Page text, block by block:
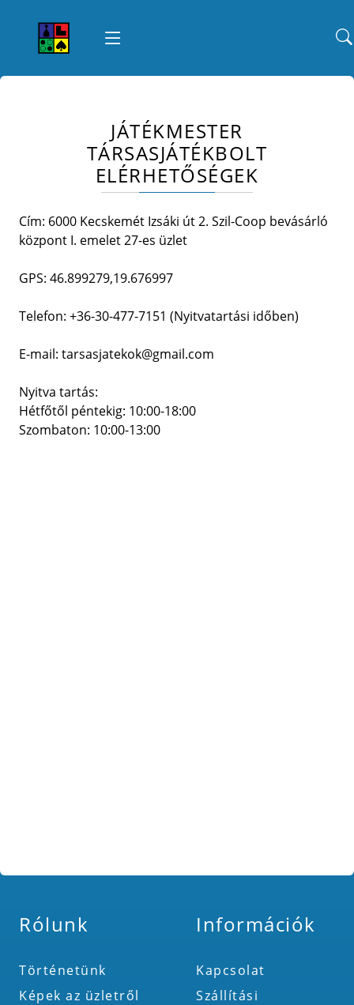
JÁTÉKMESTER
TÁRSASJÁTÉKBOLT
ELÉRHETŐSÉGEK
Cím: 6000 Kecskemét Izsáki út 2. Szil-Coop bevásárló
központ I. emelet 27-es üzlet
GPS: 46.899279,19.676997
Telefon: +36-30-477-7151 (Nyitvatartási időben)
E-mail: tarsasjatekok@gmail.com
Nyitva tartás:
Hétfőtől péntekig: 10:00-18:00
Szombaton: 10:00-13:00
Rólunk
Történetünk
Képek az üzletről
Információk
Kapcsolat
Szállítási